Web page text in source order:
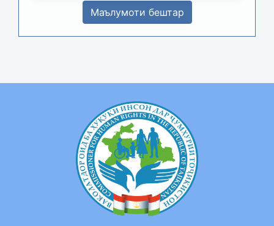
Маълумоти бештар